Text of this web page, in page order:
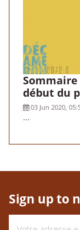
début du
03 Jun 2020,
...
Sign up to